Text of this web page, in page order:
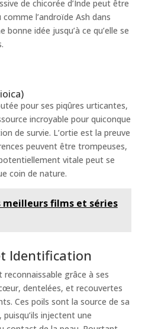
de chicorée d’Inde peut être
l’androïde Ash dans
bonne idée jusqu’à ce qu’elle se
pour ses piqûres urticantes,
incroyable pour quiconque
de survie. L’ortie est la preuve
peuvent être trompeuses,
vitale peut se
coin de nature.
meilleurs films et séries
Identification
reconnaissable grâce à ses
dentelées, et recouvertes
Ces poils sont la source de sa
injectent une